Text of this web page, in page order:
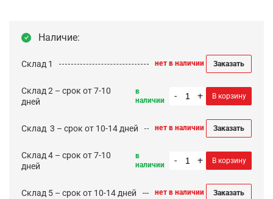
Наличие:
Склад 1 нет в наличии Заказать
Склад 2 – срок от 7-10
дней
в
наличии
- + В корзину
Cклад 3 – срок от 10-14 дней нет в наличии Заказать
Склад 4 – срок от 7-10
дней
в
наличии
- + В корзину
Склад 5 – срок от 10-14 дней нет в наличии Заказать